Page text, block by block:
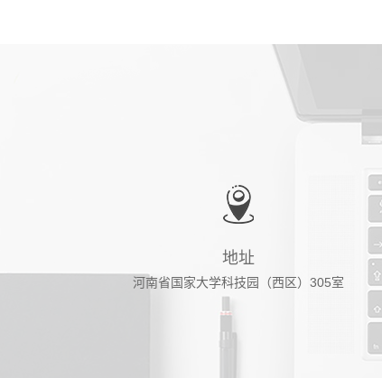
地址
河南省国家大学科技园（西区）305室